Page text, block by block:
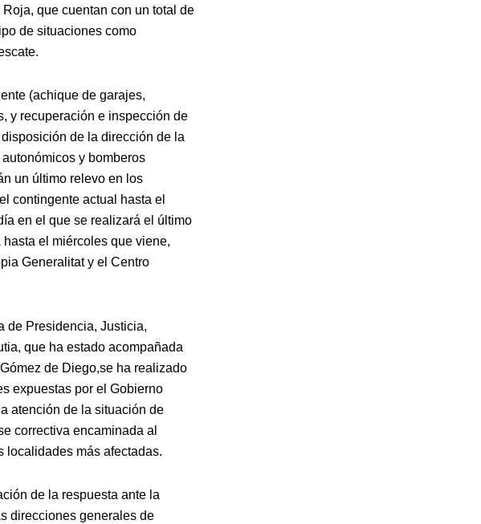
que cuentan con un total de
de situaciones como
(achique de garajes,
y recuperación e inspección de
de la dirección de la
y bomberos
un último relevo en los
contingente actual hasta el
en el que se realizará el último
el miércoles que viene,
Generalitat y el Centro
de Presidencia, Justicia,
que ha estado acompañada
de Diego,se ha realizado
expuestas por el Gobierno
atención de la situación de
correctiva encaminada al
localidades más afectadas.
de la respuesta ante la
direcciones generales de